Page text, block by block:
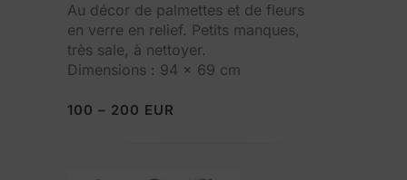
Au décor de palmettes et de fleurs
en verre en relief. Petits manques,
très sale, à nettoyer.
Dimensions : 94 x 69 cm
100 – 200 EUR